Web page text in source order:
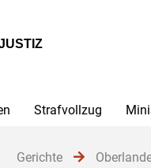
Strafvollzug
Gerichte